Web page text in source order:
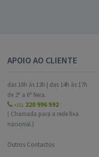
APOIO AO CLIENTE
das 10h às 13h | das 14h às 17h
de 2ª a 6ª feira.
+351 220 996 592
( Chamada para a rede fixa
nacional.)
Outros Contactos